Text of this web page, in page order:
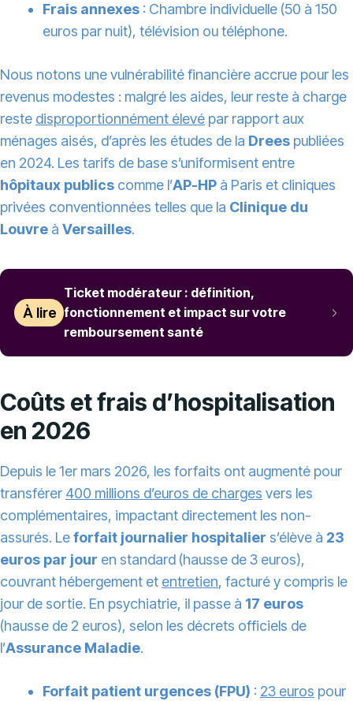
Frais annexes : Chambre individuelle (50 à 150
euros par nuit), télévision ou téléphone.
Nous notons une vulnérabilité financière accrue pour les
revenus modestes : malgré les aides, leur reste à charge
reste disproportionnément élevé par rapport aux
ménages aisés, d’après les études de la Drees publiées
en 2024. Les tarifs de base s’uniformisent entre
hôpitaux publics comme l’AP-HP à Paris et cliniques
privées conventionnées telles que la Clinique du
Louvre à Versailles.
À lire
Ticket modérateur : définition,
fonctionnement et impact sur votre
remboursement santé
Coûts et frais d’hospitalisation
en 2026
Depuis le 1er mars 2026, les forfaits ont augmenté pour
transférer 400 millions d’euros de charges vers les
complémentaires, impactant directement les non-
assurés. Leforfait journalier hospitalier s’élève à 23
euros par jour en standard (hausse de 3 euros),
couvrant hébergement et entretien, facturé y compris le
jour de sortie. En psychiatrie, il passe à 17 euros
(hausse de 2 euros), selon les décrets officiels de
l’Assurance Maladie.
Forfait patient urgences (FPU) : 23 euros pour